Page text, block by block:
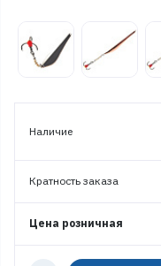
Наличие
Кратность заказа
Цена розничная